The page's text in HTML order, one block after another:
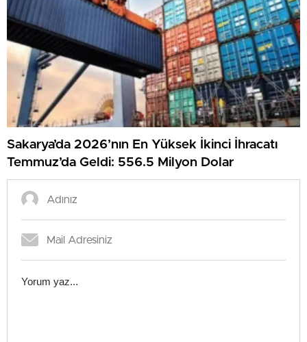
Sakarya’da 2026’nın En Yüksek İkinci İhracatı
Temmuz’da Geldi: 556.5 Milyon Dolar